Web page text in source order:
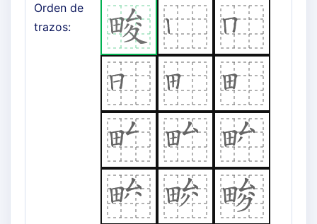
Orden de
trazos: